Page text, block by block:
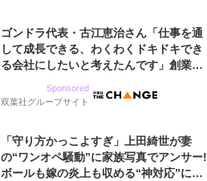
ゴンドラ代表・古江恵治さん「仕事を通
して成長できる、わくわくドキドキでき
る会社にしたいと考えたんです」創業来
グ会社のアイデンティティ
Sponsored
双葉社グループサイト
「守り方かっこよすぎ」上田綺世が妻
の“ワンオペ騒動”に家族写真でアンサー!
ボールも嫁の炎上も収める“神対応”に新